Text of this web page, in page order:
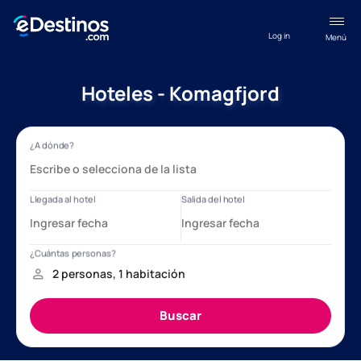
Menú
Log in
Hoteles - Komagfjord